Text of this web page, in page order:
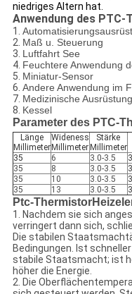
niedriges Altern hat.
Anwendung desPTC-
1.
2. Maß u. Steuerung
3. Luftfahrt See
4. Feuchtere Anwendung
5. Miniatur-Sensor
6. Andere Anwendung im
7. Medizinische Ausrüstung
8. Kessel
Parameter des PTC-
Länge
Millimeter
Wideness
Millimeter
Stärke
Millimeter
35
6 3.0-3.5
35
8 3.0-3.5
35
10 3.0-3.5
35
13 3.0-3.5
Ptc-
1. Nachdem sie sich
verringert dann sich,
Die stabilen
Bedingungen. Ist
stabile Staatsmacht; ist
höher die Energie.
2. Die